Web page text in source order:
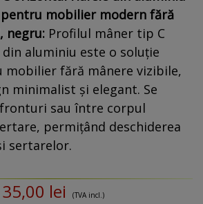
pentru mobilier modern fără
negru: Profilul mâner tip C
aluminiu este o soluție
mobilier fără mânere vizibile,
minimalist și elegant. Se
sau între corpul
permițând deschiderea
sertarelor.
lei (TVA incl.)